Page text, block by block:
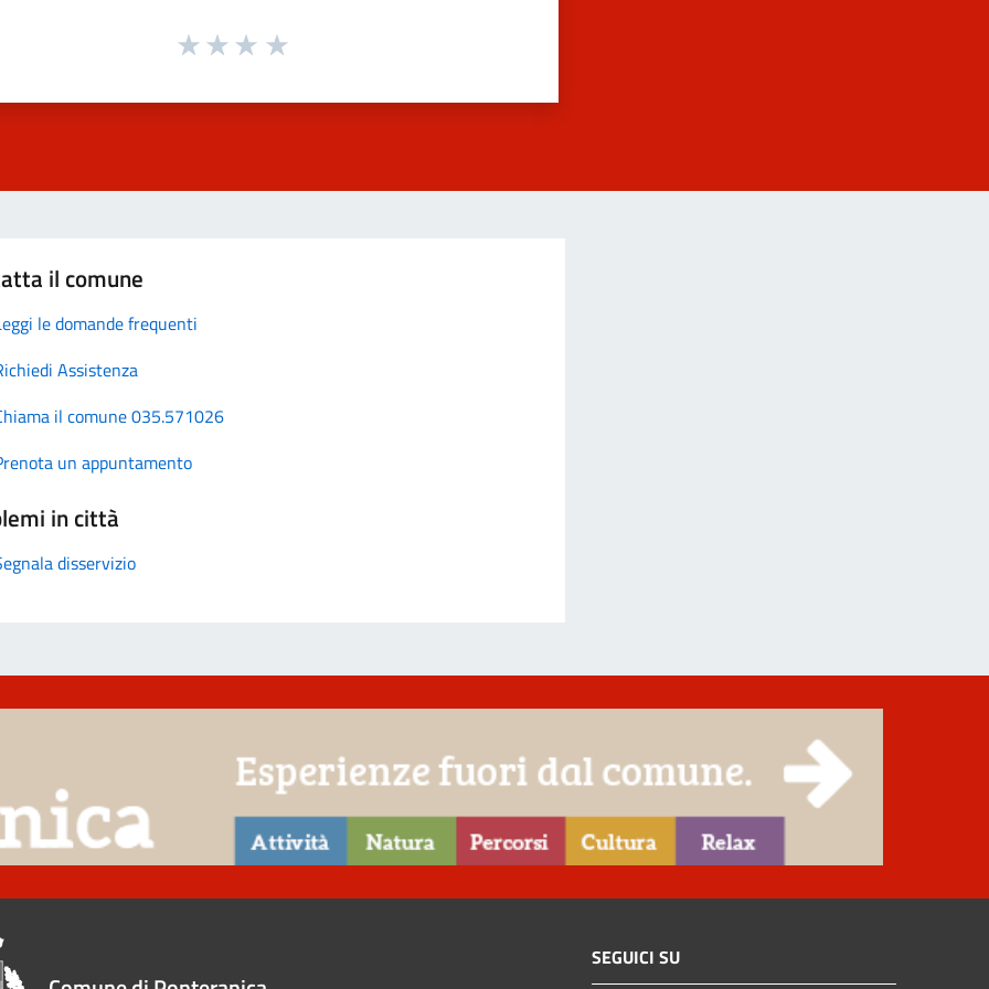
il comune
le domande frequenti
Assistenza
il comune 035.571026
un appuntamento
in città
disservizio
SEGUICI SU